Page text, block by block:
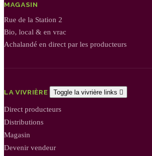
MAGASIN
Rue de la Station 2
Bio, local & en vrac
Achalandé en direct par les producteurs
LA VIVRIÈRE Toggle la vivrière links 
Direct producteurs
Distributions
Magasin
Devenir vendeur